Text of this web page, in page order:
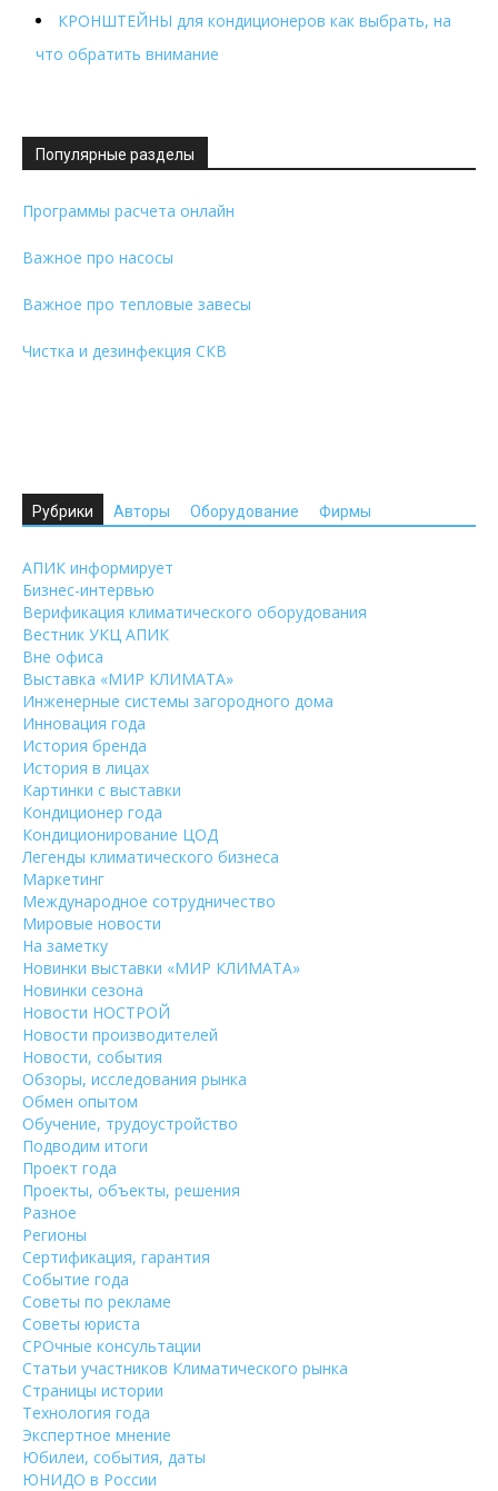
КРОНШТЕЙНЫ для кондиционеров как выбрать, на
что обратить внимание
Популярные разделы
Программы расчета онлайн
Важное про насосы
Важное про тепловые завесы
Чистка и дезинфекция СКВ
Рубрики Авторы Оборудование Фирмы
АПИК информирует
Бизнес-интервью
Верификация климатического оборудования
Вестник УКЦ АПИК
Вне офиса
Выставка «МИР КЛИМАТА»
Инженерные системы загородного дома
Инновация года
История бренда
История в лицах
Картинки с выставки
Кондиционер года
Кондиционирование ЦОД
Легенды климатического бизнеса
Маркетинг
Международное сотрудничество
Мировые новости
На заметку
Новинки выставки «МИР КЛИМАТА»
Новинки сезона
Новости НОСТРОЙ
Новости производителей
Новости, события
Обзоры, исследования рынка
Обмен опытом
Обучение, трудоустройство
Подводим итоги
Проект года
Проекты, объекты, решения
Разное
Регионы
Сертификация, гарантия
Событие года
Советы по рекламе
Советы юриста
СРОчные консультации
Статьи участников Климатического рынка
Страницы истории
Технология года
Экспертное мнение
Юбилеи, события, даты
ЮНИДО в России